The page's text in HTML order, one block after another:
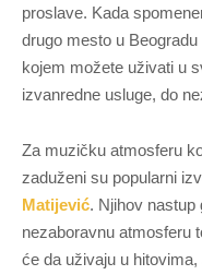
proslave. Kada
drugo mesto u
kojem možete uživati u
izvanredne usluge, do
Za muzičku atmosferu
zaduženi su popularni
Matijević. Njihov nastup
nezaboravnu atmosferu
će da uživaju u